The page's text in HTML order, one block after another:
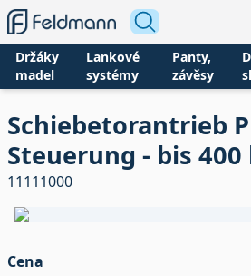
Držáky
madel
Lankové
systémy
Panty,
závěsy
Schiebetorantrieb
Steuerung - bis
11111000
Cena